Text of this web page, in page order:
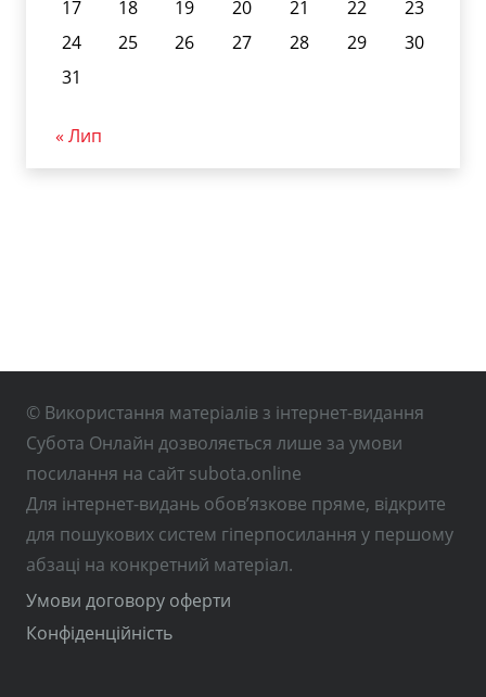
17
18 19 20 21 22
23
24
25 26 27 28 29
30
31
« Лип
© Використання матеріалів з інтернет-видання
Субота Онлайн дозволяється лише за умови
посилання на сайт subota.online
Для інтернет-видань обов’язкове пряме, відкрите
для пошукових систем гіперпосилання у першому
абзаці на конкретний матеріал.
Умови договору оферти
Конфіденційність